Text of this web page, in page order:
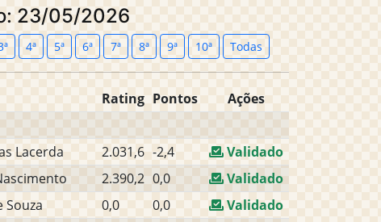
23/05/2026
4ª 5ª 6ª 7ª 8ª 9ª 10ª Todas
Rating Pontos
Ações
Lacerda 2.031,6 -2,4
Validado
2.390,2 0,0
Validado
Souza 0,0 0,0
Validado